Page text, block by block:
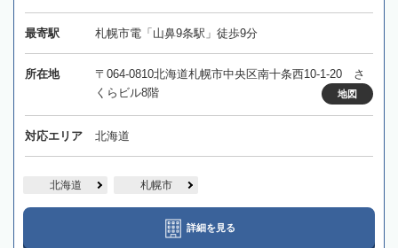
最寄駅 札幌市電「山鼻9条駅」徒歩9分
所在地
〒064-0810北海道札幌市中央区南十条西10-1-20 さ
くらビル8階
地図
対応エリア 北海道
北海道 札幌市
詳細を見る